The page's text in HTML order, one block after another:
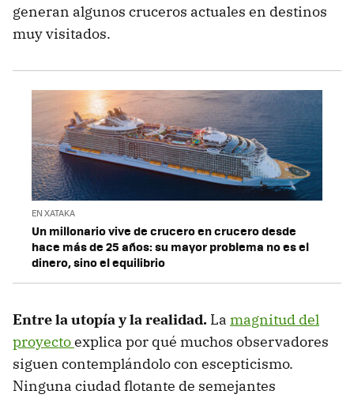
generan algunos cruceros actuales en destinos
muy visitados.
EN XATAKA
Un millonario vive de crucero en crucero desde
hace más de 25 años: su mayor problema no es el
dinero, sino el equilibrio
Entre la utopía y la realidad. La magnitud del
proyectoexplica por qué muchos observadores
siguen contemplándolo con escepticismo.
Ninguna ciudad flotante de semejantes